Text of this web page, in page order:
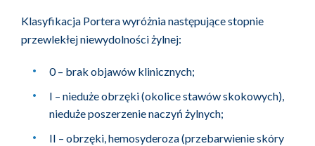
Klasyfikacja Portera wyróżnia następujące stopnie
przewlekłej niewydolności żylnej:
0 – brak objawów klinicznych;
I – nieduże obrzęki (okolice stawów skokowych),
nieduże poszerzenie naczyń żylnych;
II – obrzęki, hemosyderoza (przebarwienie skóry